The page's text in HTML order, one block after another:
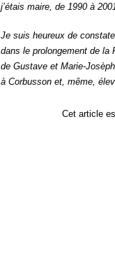
j’étais maire, de 1990 à
Je suis heureux de
dans le prolongement de la
de Gustave et Marie-
à Corbusson et, même,
Cet article